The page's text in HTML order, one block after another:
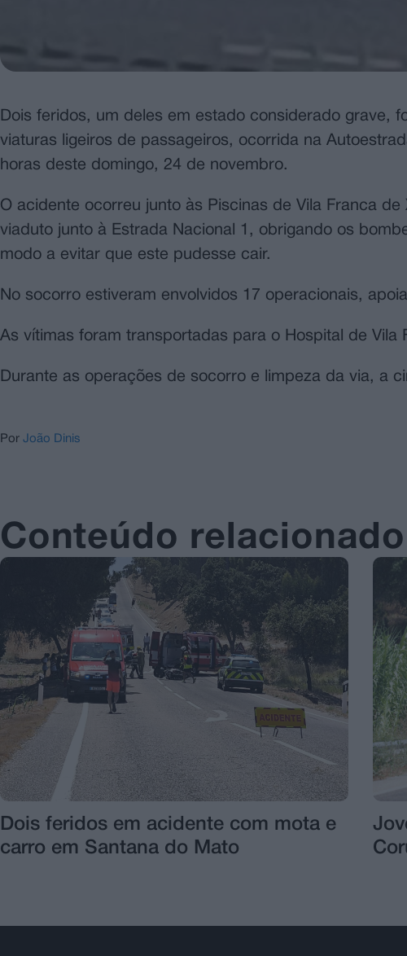
Dois feridos, um deles em estado considerado grave,
viaturas ligeiros de passageiros, ocorrida na
horas deste domingo, 24 de novembro.
O acidente ocorreu junto às Piscinas de Vila Franca
viaduto junto à Estrada Nacional 1, obrigando os
modo a evitar que este pudesse cair.
No socorro estiveram envolvidos 17 operacionais,
As vítimas foram transportadas para o Hospital de Vila
Durante as operações de socorro e limpeza da via, a
Por João Dinis
Conteúdo relacionado
Dois feridos em acidente com mota e
carro em Santana do Mato